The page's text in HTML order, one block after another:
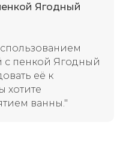
Ягодный
с пенкой Ягодный
её к
хотите
ванны."